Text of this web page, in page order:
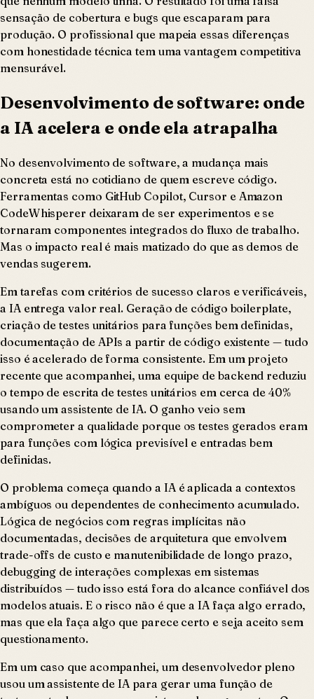
sensação de cobertura e bugs que escaparam para
produção. O profissional que mapeia essas diferenças
com honestidade técnica tem uma vantagem competitiva
mensurável.
Desenvolvimento de software: onde
a IA acelera e onde ela atrapalha
No desenvolvimento de software, a mudança mais
concreta está no cotidiano de quem escreve código.
Ferramentas como GitHub Copilot, Cursor e Amazon
CodeWhisperer deixaram de ser experimentos e se
tornaram componentes integrados do fluxo de trabalho.
Mas o impacto real é mais matizado do que as demos de
vendas sugerem.
Em tarefas com critérios de sucesso claros e verificáveis,
a IA entrega valor real. Geração de código boilerplate,
criação de testes unitários para funções bem definidas,
documentação de APIs a partir de código existente — tudo
isso é acelerado de forma consistente. Em um projeto
recente que acompanhei, uma equipe de backend reduziu
o tempo de escrita de testes unitários em cerca de 40%
usando um assistente de IA. O ganho veio sem
comprometer a qualidade porque os testes gerados eram
para funções com lógica previsível e entradas bem
definidas.
O problema começa quando a IA é aplicada a contextos
ambíguos ou dependentes de conhecimento acumulado.
Lógica de negócios com regras implícitas não
documentadas, decisões de arquitetura que envolvem
trade-offs de custo e manutenibilidade de longo prazo,
debugging de interações complexas em sistemas
distribuídos — tudo isso está fora do alcance confiável dos
modelos atuais. E o risco não é que a IA faça algo errado,
mas que ela faça algo que parece certo e seja aceito sem
questionamento.
Em um caso que acompanhei, um desenvolvedor pleno
usou um assistente de IA para gerar uma função de